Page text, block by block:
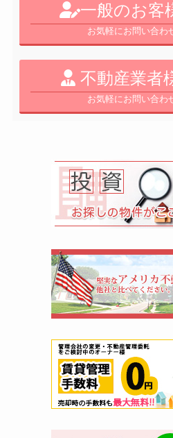
一般のお客
お気軽にお問い合わ
不動産業者
お気軽にお問い合わ